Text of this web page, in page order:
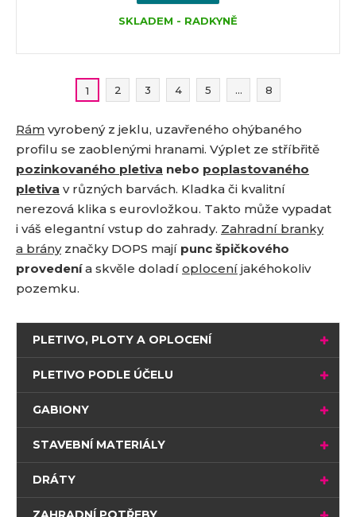
SKLADEM - RADKYNĚ
1 2 3 4 5 ... 8
Rám vyrobený z jeklu, uzavřeného ohýbaného
profilu se zaoblenými hranami. Výplet ze stříbřitě
pozinkovaného pletiva nebo poplastovaného
pletiva v různých barvách. Kladka či kvalitní
nerezová klika s eurovložkou. Takto může vypadat
i váš elegantní vstup do zahrady. Zahradní branky
a brányznačky DOPS mají punc špičkového
provedenía skvěle doladí oplocení jakéhokoliv
pozemku.
PLETIVO, PLOTY A OPLOCENÍ
PLETIVO PODLE ÚČELU
GABIONY
STAVEBNÍ MATERIÁLY
DRÁTY